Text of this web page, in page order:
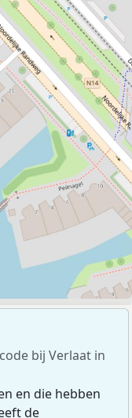
bij Verlaat in
en die hebben
de